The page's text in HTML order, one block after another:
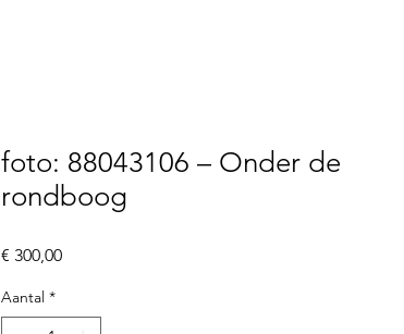
foto: 88043106 – Onder de
rondboog
€ 300,00Prijs
Aantal *